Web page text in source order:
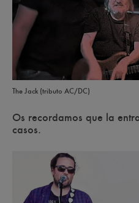
The Jack (tributo AC/DC)
Os recordamos que la
casos.